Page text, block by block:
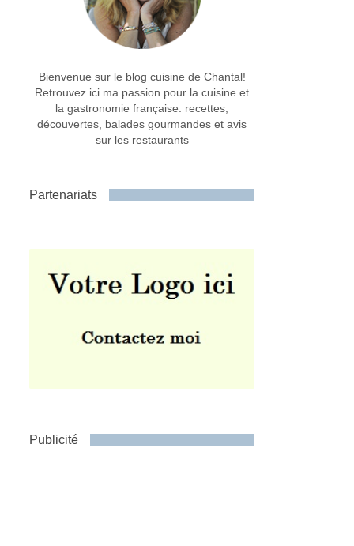
Bienvenue sur le blog cuisine de Chantal!
Retrouvez ici ma passion pour la cuisine et
la gastronomie française: recettes,
découvertes, balades gourmandes et avis
sur les restaurants
Partenariats
Publicité